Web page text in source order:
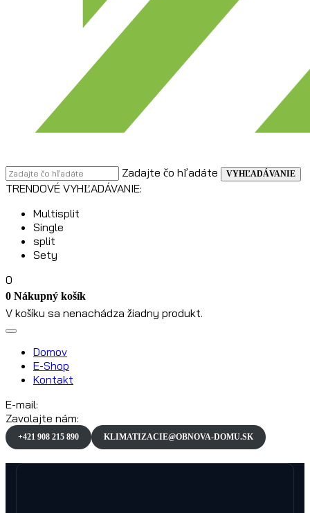
Zadajte čo hľadáte VYHĽADÁVANIE
TRENDOVÉ VYHĽADÁVANIE:
Multisplit
Single
split
Sety
0
0 Nákupný košík
V košíku sa nenachádza žiadny produkt.
Domov
E-Shop
Kontakt
E-mail:
Zavolajte nám:
+421 908 215 890 KLIMATIZACIE@OBNOVA-DOMU.SK